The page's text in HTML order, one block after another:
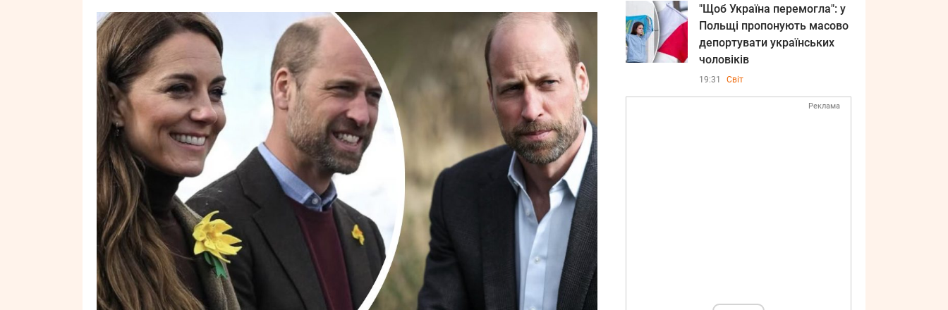
"Щоб Україна перемогла": у
Польщі пропонують масово
депортувати українських
чоловіків
19:31 Світ
Реклама